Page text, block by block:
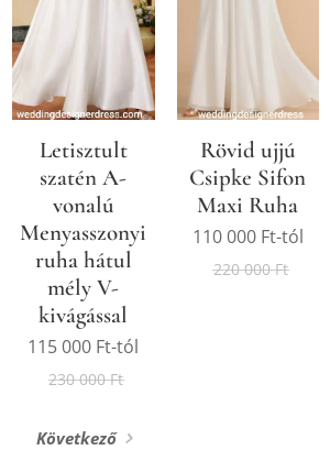
Letisztult
szatén A-
vonalú
Menyasszonyi
ruha hátul
mély V-
kivágással
115 000 Ft-tól
230 000Ft
Rövid ujjú
Csipke Sifon
Maxi Ruha
110 000Ft-tól
220 000Ft
Következő